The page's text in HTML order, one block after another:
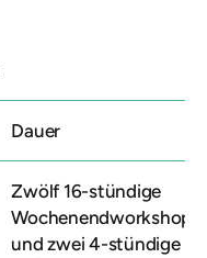
Dauer
Zwölf 16-stündige
Wochenendworkshops
und zwei 4-stündige